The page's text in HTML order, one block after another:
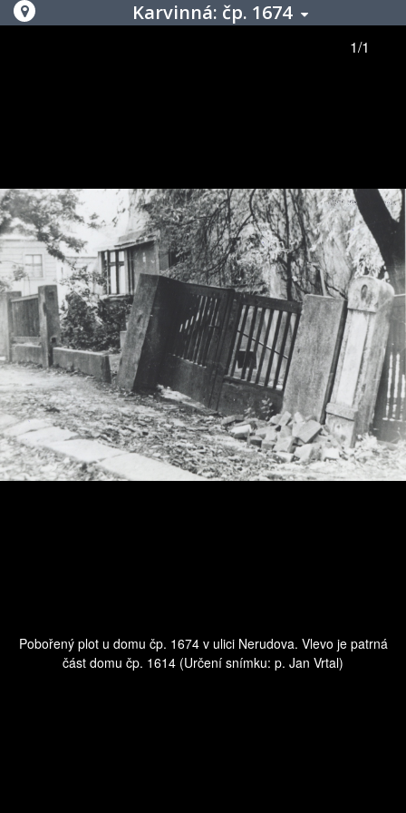
Karvinná: čp. 1674
1/1